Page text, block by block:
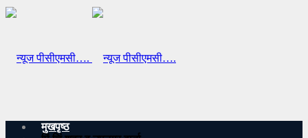
मुखपृष्ठ